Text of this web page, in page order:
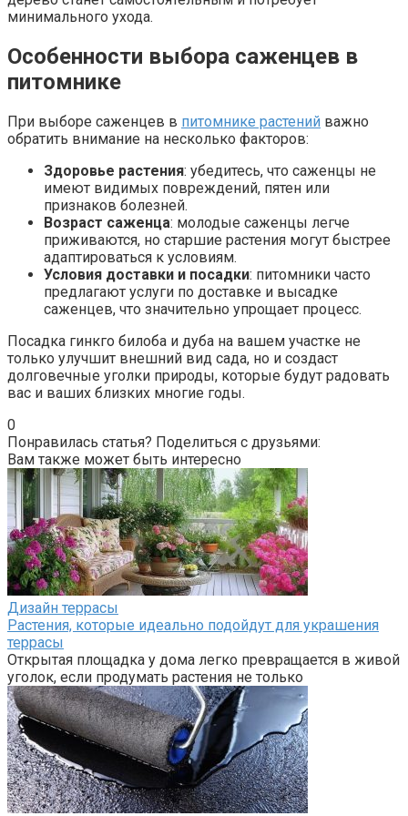
минимального ухода.
Особенности выбора саженцев в
питомнике
При выборе саженцев в питомнике растений важно
обратить внимание на несколько факторов:
Здоровье растения: убедитесь, что саженцы не
имеют видимых повреждений, пятен или
признаков болезней.
Возраст саженца: молодые саженцы легче
приживаются, но старшие растения могут быстрее
адаптироваться к условиям.
Условия доставки и посадки: питомники часто
предлагают услуги по доставке и высадке
саженцев, что значительно упрощает процесс.
Посадка гинкго билоба и дуба на вашем участке не
только улучшит внешний вид сада, но и создаст
долговечные уголки природы, которые будут радовать
вас и ваших близких многие годы.
0
Понравилась статья? Поделиться с друзьями:
Вам также может быть интересно
Дизайн террасы
Растения, которые идеально подойдут для украшения
террасы
Открытая площадка у дома легко превращается в живой
уголок, если продумать растения не только